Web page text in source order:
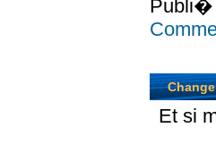
Publi�
Et si